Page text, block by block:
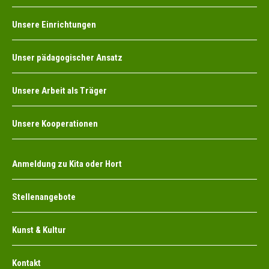
Unsere Einrichtungen
Unser pädagogischer Ansatz
Unsere Arbeit als Träger
Unsere Kooperationen
Anmeldung zu Kita oder Hort
Stellenangebote
Kunst & Kultur
Kontakt